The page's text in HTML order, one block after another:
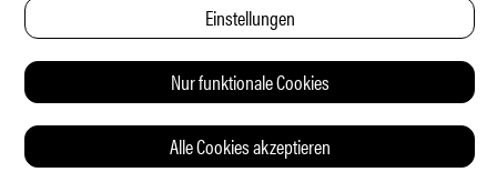
Einstellungen
Nur funktionale Cookies
Alle Cookies akzeptieren